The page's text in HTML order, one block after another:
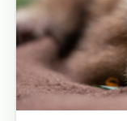
Manche
Transport zum